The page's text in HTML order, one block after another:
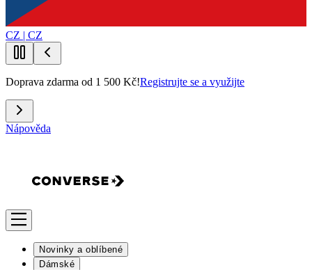
CZ | CZ
Doprava zdarma od 1 500 Kč!Registrujte se a využijte
Nápověda
Novinky a oblíbené
Dámské